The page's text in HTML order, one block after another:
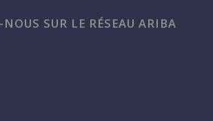
NOUS SUR LE RÉSEAU ARIBA